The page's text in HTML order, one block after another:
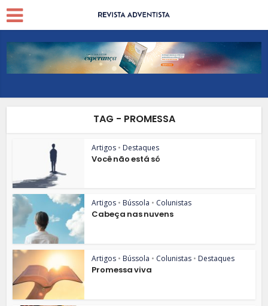
TAG - PROMESSA
Artigos • Destaques
Você não está só
Artigos • Bússola • Colunistas
Cabeça nas nuvens
Artigos • Bússola • Colunistas • Destaques
Promessa viva